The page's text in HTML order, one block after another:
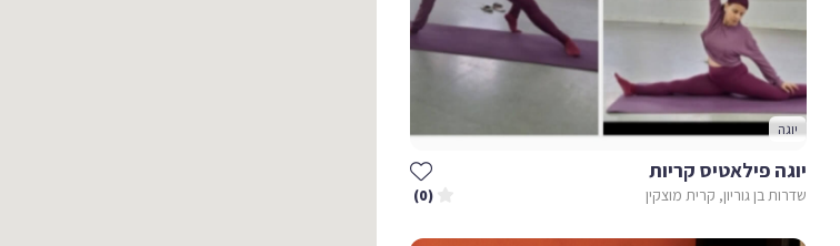
יוגה
יוגה פילאטיס קריות
שדרות בן גוריון, קרית מוצקין (0)